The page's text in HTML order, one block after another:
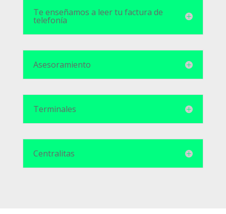
Te enseñamos a leer tu factura de
telefonía
Asesoramiento
Terminales
Centralitas